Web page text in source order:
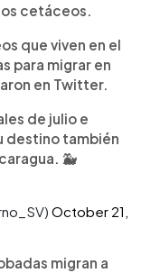
cetáceos.
que viven en el
para migrar en
en Twitter.
de julio e
destino también
🐳
October 21,
migran a